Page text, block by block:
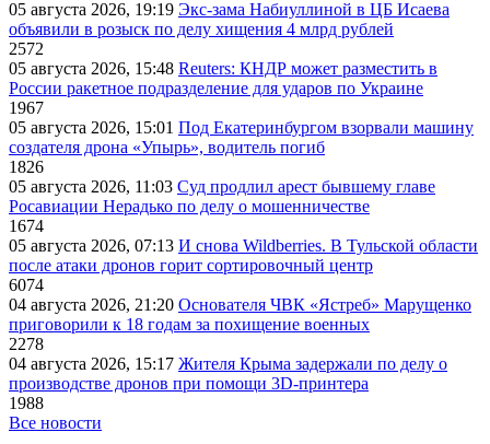
05 августа 2026, 19:19 Экс-зама Набиуллиной в ЦБ Исаева
объявили в розыск по делу хищения 4 млрд рублей
2572
05 августа 2026, 15:48 Reuters: КНДР может разместить в
России ракетное подразделение для ударов по Украине
1967
05 августа 2026, 15:01 Под Екатеринбургом взорвали машину
создателя дрона «Упырь», водитель погиб
1826
05 августа 2026, 11:03 Суд продлил арест бывшему главе
Росавиации Нерадько по делу о мошенничестве
1674
05 августа 2026, 07:13 И снова Wildberries. В Тульской области
после атаки дронов горит сортировочный центр
6074
04 августа 2026, 21:20 Основателя ЧВК «Ястреб» Марущенко
приговорили к 18 годам за похищение военных
2278
04 августа 2026, 15:17 Жителя Крыма задержали по делу о
производстве дронов при помощи 3D‑принтера
1988
Все новости